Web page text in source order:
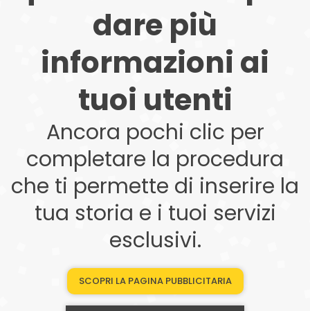
dare più
informazioni ai
tuoi utenti
Ancora pochi clic per
completare la procedura
che ti permette di inserire la
tua storia e i tuoi servizi
esclusivi.
SCOPRI LA PAGINA PUBBLICITARIA